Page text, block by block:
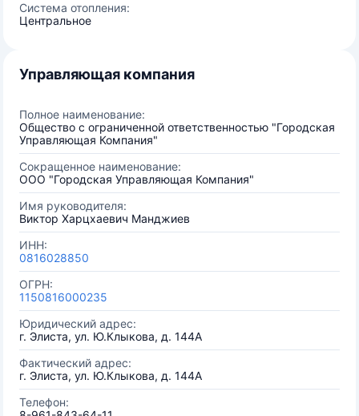
Система отопления:
Центральное
Управляющая компания
Полное наименование:
Общество с ограниченной ответственностью "Городская
Управляющая Компания"
Сокращенное наименование:
ООО "Городская Управляющая Компания"
Имя руководителя:
Виктор Харцхаевич Манджиев
ИНН:
0816028850
ОГРН:
1150816000235
Юридический адрес:
г. Элиста, ул. Ю.Клыкова, д. 144А
Фактический адрес:
г. Элиста, ул. Ю.Клыкова, д. 144А
Телефон: